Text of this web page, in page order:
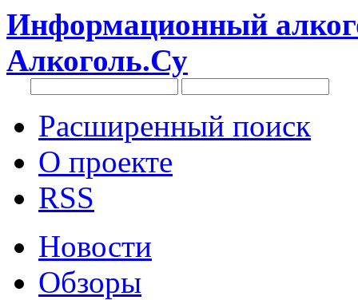
Информационный
Алкоголь.Су
Расширенный поиск
О проекте
RSS
Новости
Обзоры